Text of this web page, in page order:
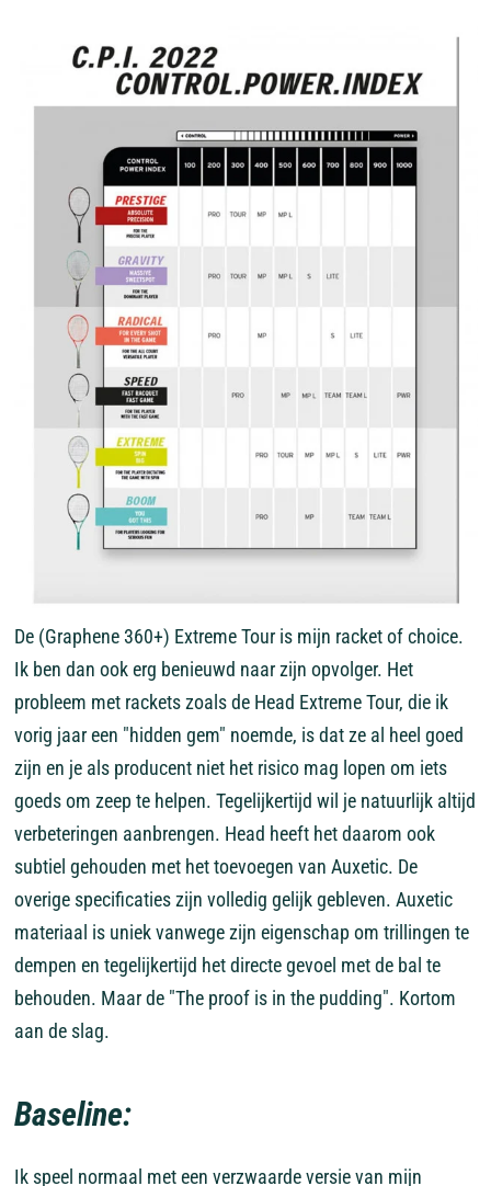
De (Graphene 360+) Extreme Tour is mijn racket of choice.
Ik ben dan ook erg benieuwd naar zijn opvolger. Het
probleem met rackets zoals de Head Extreme Tour, die ik
vorig jaar een "hidden gem" noemde, is dat ze al heel goed
zijn en je als producent niet het risico mag lopen om iets
goeds om zeep te helpen. Tegelijkertijd wil je natuurlijk altijd
verbeteringen aanbrengen. Head heeft het daarom ook
subtiel gehouden met het toevoegen van Auxetic. De
overige specificaties zijn volledig gelijk gebleven. Auxetic
materiaal is uniek vanwege zijn eigenschap om trillingen te
dempen en tegelijkertijd het directe gevoel met de bal te
behouden. Maar de "The proof is in the pudding". Kortom
aan de slag.
Baseline:
Ik speel normaal met een verzwaarde versie van mijn